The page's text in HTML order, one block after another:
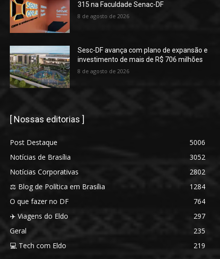
315 na Faculdade Senac-DF
8 de agosto de 2026
Sesc-DF avança com plano de expansão e
investimento de mais de R$ 706 milhões
8 de agosto de 2026
[ Nossas editorias ]
Post Destaque
5006
Notícias de Brasília
3052
Notícias Corporativas
2802
⚖️ Blog de Política em Brasília
1284
O que fazer no DF
764
✈️ Viagens do Eldo
297
Geral
235
💻 Tech com Eldo
219